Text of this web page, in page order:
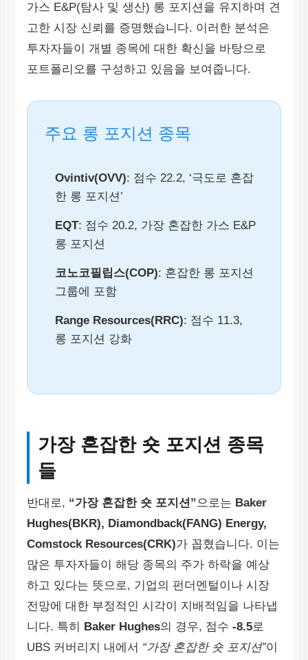
가스 E&P(탐사 및 생산) 롱 포지션을 유지하며 견
고한 시장 신뢰를 증명했습니다. 이러한 분석은
투자자들이 개별 종목에 대한 확신을 바탕으로
포트폴리오를 구성하고 있음을 보여줍니다.
주요 롱 포지션 종목
Ovintiv(OVV): 점수 22.2, ‘극도로 혼잡
한 롱 포지션’
EQT: 점수 20.2, 가장 혼잡한 가스 E&P
롱 포지션
코노코필립스(COP): 혼잡한 롱 포지션
그룹에 포함
Range Resources(RRC): 점수 11.3,
롱 포지션 강화
가장 혼잡한 숏 포지션 종목
들
반대로, “가장 혼잡한 숏 포지션”으로는 Baker
Hughes(BKR), Diamondback(FANG) Energy,
Comstock Resources(CRK)가 꼽혔습니다. 이는
많은 투자자들이 해당 종목의 주가 하락을 예상
하고 있다는 뜻으로, 기업의 펀더멘털이나 시장
전망에 대한 부정적인 시각이 지배적임을 나타냅
니다. 특히
Baker Hughes의 경우, 점수-8.5로
UBS 커버리지 내에서 “가장 혼잡한 숏 포지션”이